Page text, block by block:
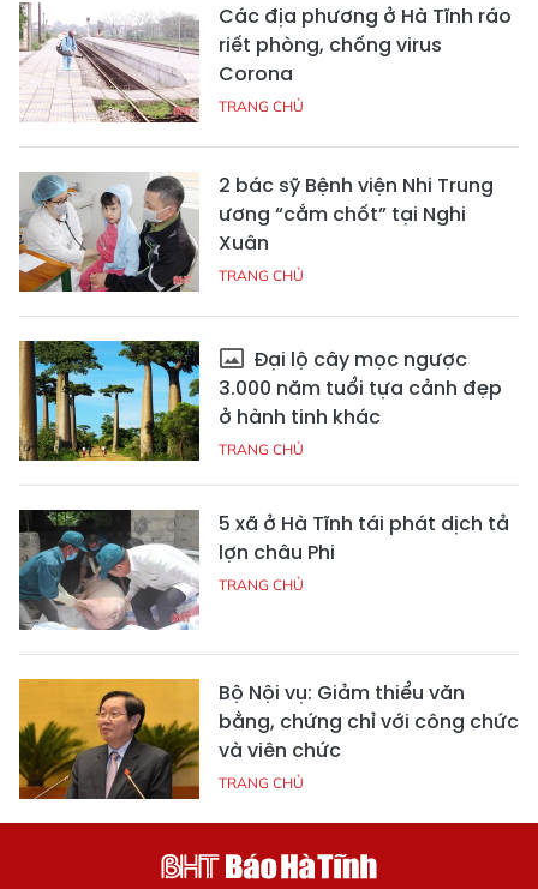
Các địa phương ở Hà Tĩnh ráo
riết phòng, chống virus
Corona
TRANG CHỦ
2 bác sỹ Bệnh viện Nhi Trung
ương “cắm chốt” tại Nghi
Xuân
TRANG CHỦ
Đại lộ cây mọc ngược
3.000 năm tuổi tựa cảnh đẹp
ở hành tinh khác
TRANG CHỦ
5 xã ở Hà Tĩnh tái phát dịch tả
lợn châu Phi
TRANG CHỦ
Bộ Nội vụ: Giảm thiểu văn
bằng, chứng chỉ với công chức
và viên chức
TRANG CHỦ